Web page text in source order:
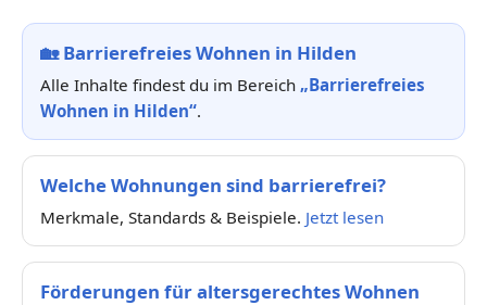
🏡Barrierefreies Wohnen in Hilden
Alle Inhalte findest du im Bereich „Barrierefreies
Wohnen in Hilden“.
Welche Wohnungen sind barrierefrei?
Merkmale, Standards & Beispiele. Jetzt lesen
Förderungen für altersgerechtes Wohnen